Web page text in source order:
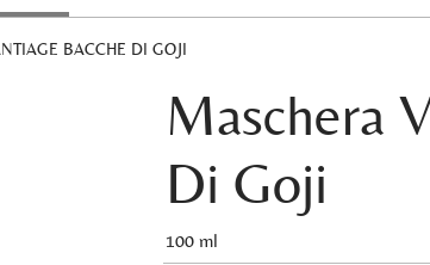
BACCHE DI GOJI
Maschera
Di Goji
100 ml